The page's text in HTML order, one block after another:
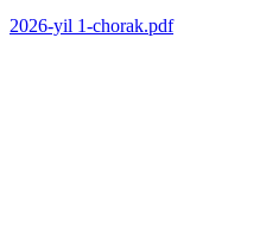
2026-yil 1-chorak.pdf